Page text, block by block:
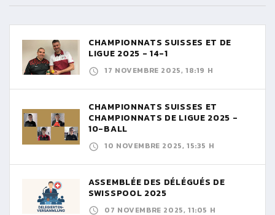
CHAMPIONNATS SUISSES ET DE
LIGUE 2025 - 14-1
17 NOVEMBRE 2025, 18:19 H
CHAMPIONNATS SUISSES ET
CHAMPIONNATS DE LIGUE 2025 -
10-BALL
10 NOVEMBRE 2025, 15:35 H
ASSEMBLÉE DES DÉLÉGUÉS DE
SWISSPOOL 2025
07 NOVEMBRE 2025, 11:05 H